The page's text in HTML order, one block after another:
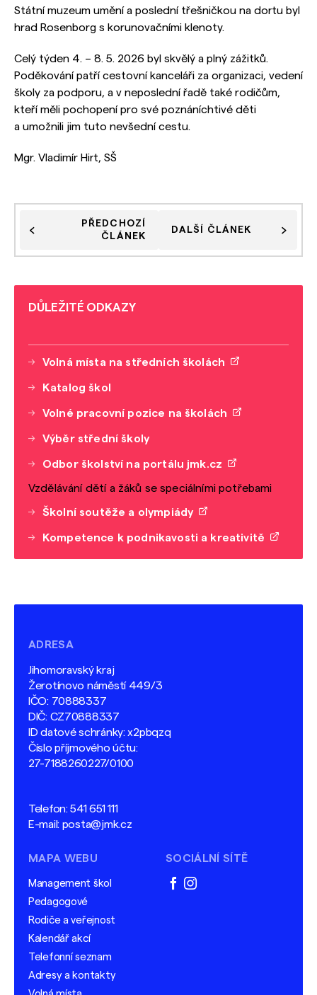
Státní muzeum umění a poslední třešničkou na dortu byl
hrad Rosenborg s korunovačními klenoty.
Celý týden 4. – 8. 5. 2026 byl skvělý a plný zážitků.
Poděkování patří cestovní kanceláři za organizaci, vedení
školy za podporu, a v neposlední řadě také rodičům,
kteří měli pochopení pro své poznáníchtivé děti
a umožnili jim tuto nevšední cestu.
Mgr. Vladimír Hirt, SŠ
PŘEDCHOZÍ
ČLÁNEK
DALŠÍ ČLÁNEK
DŮLEŽITÉ ODKAZY
Volná místa na středních školách
Katalog škol
Volné pracovní pozice na školách
Výběr střední školy
Odbor školství na portálu jmk.cz
Vzdělávání dětí a žáků se speciálními potřebami
Školní soutěže a olympiády
Kompetence k podnikavosti a kreativitě
ADRESA
Jihomoravský kraj
Žerotínovo náměstí 449/3
IČO: 70888337
DIČ: CZ70888337
ID datové schránky: x2pbqzq
Číslo příjmového účtu:
27-7188260227/0100
Telefon:541 651 111
E-mail: posta@jmk.cz
MAPA WEBU
Management škol
Pedagogové
Rodiče a veřejnost
Kalendář akcí
Telefonní seznam
Adresy a kontakty
SOCIÁLNÍ SÍTĚ
facebook
instagram